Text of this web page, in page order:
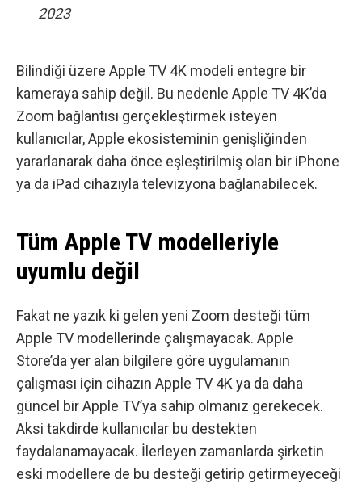
2023
Bilindiği üzere Apple TV 4K modeli entegre bir
kameraya sahip değil. Bu nedenle Apple TV 4K’da
Zoom bağlantısı gerçekleştirmek isteyen
kullanıcılar, Apple ekosisteminin genişliğinden
yararlanarak daha önce eşleştirilmiş olan bir iPhone
ya da iPad cihazıyla televizyona bağlanabilecek.
Tüm Apple TV modelleriyle
uyumlu değil
Fakat ne yazık ki gelen yeni Zoom desteği tüm
Apple TV modellerinde çalışmayacak. Apple
Store’da yer alan bilgilere göre uygulamanın
çalışması için cihazın Apple TV 4K ya da daha
güncel bir Apple TV’ya sahip olmanız gerekecek.
Aksi takdirde kullanıcılar bu destekten
faydalanamayacak. İlerleyen zamanlarda şirketin
eski modellere de bu desteği getirip getirmeyeceği